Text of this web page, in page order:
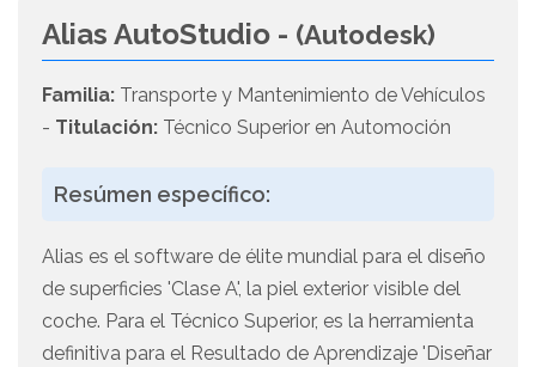
Alias AutoStudio - (Autodesk)
Familia: Transporte y Mantenimiento de Vehículos
- Titulación: Técnico Superior en Automoción
Resúmen específico:
Alias es el software de élite mundial para el diseño
de superficies 'Clase A', la piel exterior visible del
coche. Para el Técnico Superior, es la herramienta
definitiva para el Resultado de Aprendizaje 'Diseñar